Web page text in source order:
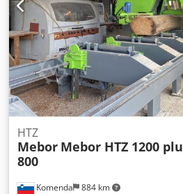
Komenda 884 km
HTZ
Mebor Mebor HTZ 1200
800